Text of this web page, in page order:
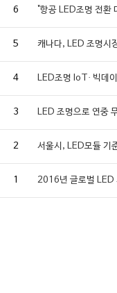
6 "항공 LED조명 전
5 캐나다, LED 조명시
4 LED조명 IoT· 빅데
3 LED 조명으로 연중
2 서울시, LED모듈 기
1 2016년 글로벌 LED